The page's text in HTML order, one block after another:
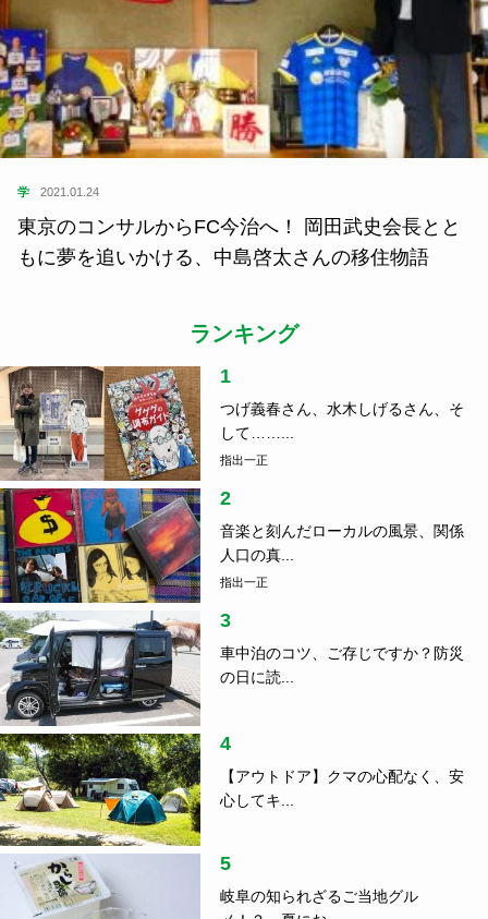
食 2020.10.27
ローカルのおいしいごはんが食べたい｜いくら丼
2021.01.24
東京のコンサルからFC今治へ！ 岡田武史会長とと
もに夢を追いかける、中島啓太さんの移住物語
ランキング
して……...
指出一正
2
人口の真...
指出一正